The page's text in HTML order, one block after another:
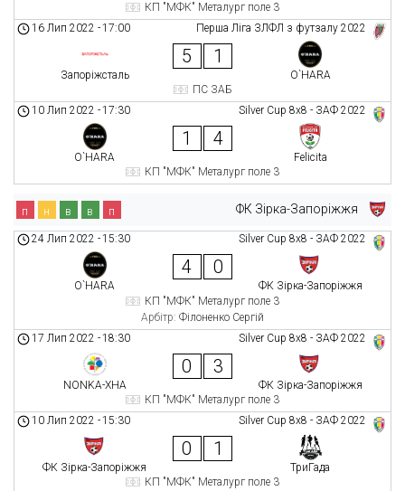
КП "МФК" Металург поле 3
Перша Ліга ЗЛФЛ з футзалу 2022
16 Лип 2022 -17:00
Запоріжсталь
5 1
O`HARA
ПС ЗАБ
Silver Cup 8х8 - ЗАФ 2022
10 Лип 2022 -17:30
O`HARA
1 4
Felicita
КП "МФК" Металург поле 3
ФК Зірка-Запоріжжя
п н в в п
Silver Cup 8х8 - ЗАФ 2022
24 Лип 2022 -15:30
O`HARA
4 0
ФК Зірка-Запоріжжя
КП "МФК" Металург поле 3
Арбітр: Філоненко Сергій
Silver Cup 8х8 - ЗАФ 2022
17 Лип 2022 -18:30
NONKA-ХНА
0 3
ФК Зірка-Запоріжжя
КП "МФК" Металург поле 3
Silver Cup 8х8 - ЗАФ 2022
10 Лип 2022 -15:30
ФК Зірка-Запоріжжя
0 1
ТриГада
КП "МФК" Металург поле 3